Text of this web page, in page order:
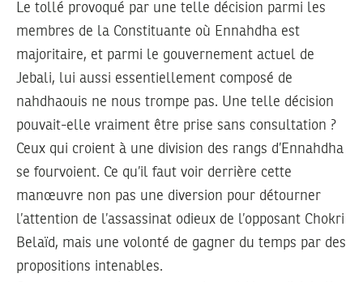
Le tollé provoqué par une telle décision parmi les
membres de la Constituante où Ennahdha est
majoritaire, et parmi le gouvernement actuel de
Jebali, lui aussi essentiellement composé de
nahdhaouis ne nous trompe pas. Une telle décision
pouvait-elle vraiment être prise sans consultation ?
Ceux qui croient à une division des rangs d’Ennahdha
se fourvoient. Ce qu’il faut voir derrière cette
manœuvre non pas une diversion pour détourner
l’attention de l’assassinat odieux de l’opposant Chokri
Belaïd, mais une volonté de gagner du temps par des
propositions intenables.